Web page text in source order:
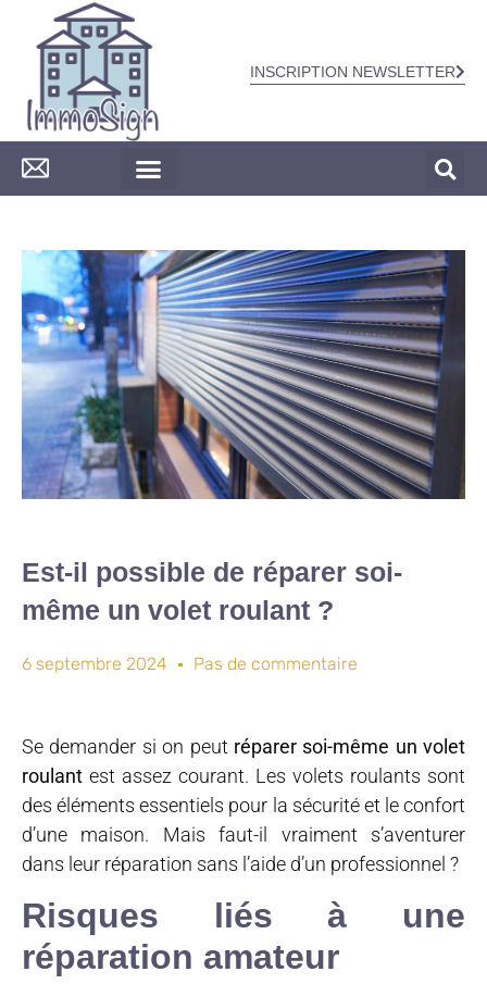
INSCRIPTION NEWSLETTER
Est-il possible de réparer soi-
même un volet roulant ?
6 septembre 2024 Pas de commentaire
Se demander si on peut réparer soi-même un volet
roulant est assez courant. Les volets roulants sont
des éléments essentiels pour la sécurité et le confort
d’une maison. Mais faut-il vraiment s’aventurer
dans leur réparation sans l’aide d’un professionnel ?
Risques liés à une
réparation amateur